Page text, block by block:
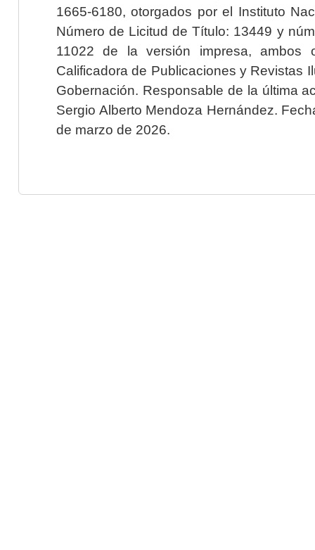
1665-6180, otorgados por el Instituto
Número de Licitud de Título: 13449 y
11022 de la versión impresa, ambos
Calificadora de Publicaciones y Revistas
Gobernación. Responsable de la última
Sergio Alberto Mendoza Hernández.
de marzo de 2026.